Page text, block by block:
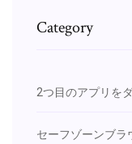
Category
2つ目のアプリを
セーフゾーンブラ